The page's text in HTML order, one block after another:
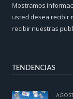
Mostramos
usted desea recibir
recibir nuestras
TENDENCIAS